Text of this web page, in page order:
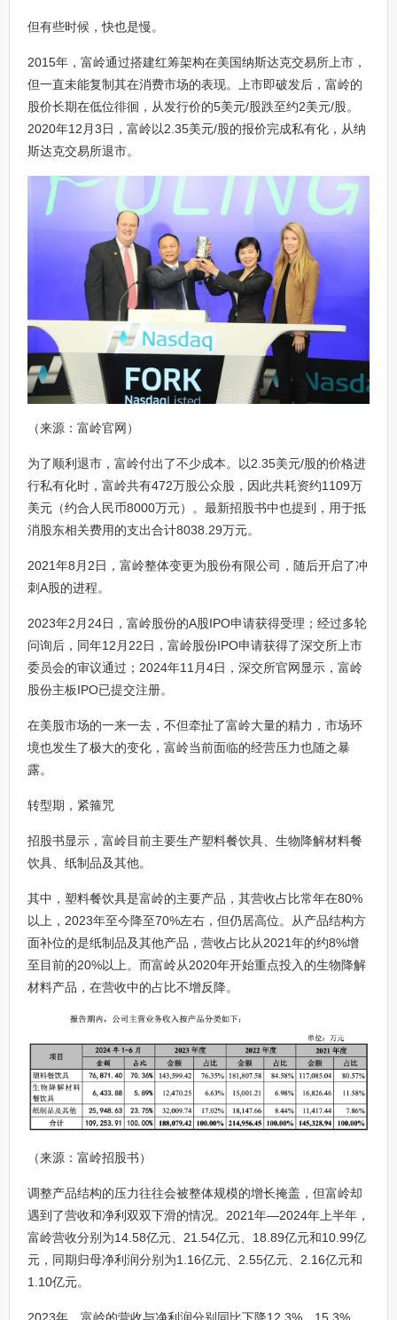
但有些时候，快也是慢。
2015年，富岭通过搭建红筹架构在美国纳斯达克交易所上市，
但一直未能复制其在消费市场的表现。上市即破发后，富岭的
股价长期在低位徘徊，从发行价的5美元/股跌至约2美元/股。
2020年12月3日，富岭以2.35美元/股的报价完成私有化，从纳
斯达克交易所退市。
（来源：富岭官网）
为了顺利退市，富岭付出了不少成本。以2.35美元/股的价格进
行私有化时，富岭共有472万股公众股，因此共耗资约1109万
美元（约合人民币8000万元）。最新招股书中也提到，用于抵
消股东相关费用的支出合计8038.29万元。
2021年8月2日，富岭整体变更为股份有限公司，随后开启了冲
刺A股的进程。
2023年2月24日，富岭股份的A股IPO申请获得受理；经过多轮
问询后，同年12月22日，富岭股份IPO申请获得了深交所上市
委员会的审议通过；2024年11月4日，深交所官网显示，富岭
股份主板IPO已提交注册。
在美股市场的一来一去，不但牵扯了富岭大量的精力，市场环
境也发生了极大的变化，富岭当前面临的经营压力也随之暴
露。
转型期，紧箍咒
招股书显示，富岭目前主要生产塑料餐饮具、生物降解材料餐
饮具、纸制品及其他。
其中，塑料餐饮具是富岭的主要产品，其营收占比常年在80%
以上，2023年至今降至70%左右，但仍居高位。从产品结构方
面补位的是纸制品及其他产品，营收占比从2021年的约8%增
至目前的20%以上。而富岭从2020年开始重点投入的生物降解
材料产品，在营收中的占比不增反降。
（来源：富岭招股书）
调整产品结构的压力往往会被整体规模的增长掩盖，但富岭却
遇到了营收和净利双双下滑的情况。2021年—2024年上半年，
富岭营收分别为14.58亿元、21.54亿元、18.89亿元和10.99亿
元，同期归母净利润分别为1.16亿元、2.55亿元、2.16亿元和
1.10亿元。